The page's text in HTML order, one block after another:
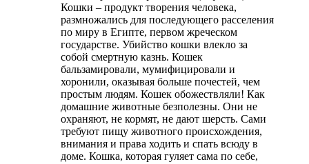
Кошки – продукт творения человека,
размножались для последующего расселения
по миру в Египте, первом жреческом
государстве. Убийство кошки влекло за
собой смертную казнь. Кошек
бальзамировали, мумифицировали и
хоронили, оказывая больше почестей, чем
простым людям. Кошек обожествляли! Как
домашние животные безполезны. Они не
охраняют, не кормят, не дают шерсть. Сами
требуют пищу животного происхождения,
внимания и права ходить и спать всюду в
доме. Кошка, которая гуляет сама по себе,